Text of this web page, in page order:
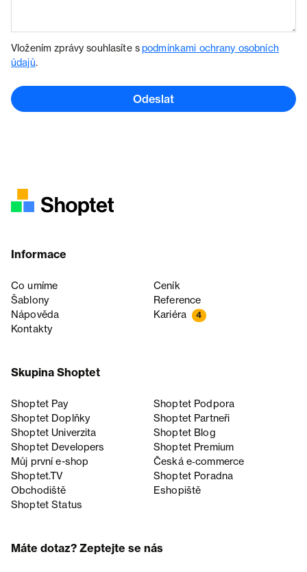
Vložením zprávy souhlasíte spodmínkami ochrany osobních
údajů.
Odeslat
Informace
Co umíme
Ceník
Šablony
Reference
Nápověda
Kariéra 4
Kontakty
Skupina Shoptet
Shoptet Pay
Shoptet Podpora
Shoptet Doplňky
Shoptet Partneři
Shoptet Univerzita
Shoptet Blog
Shoptet Developers
Shoptet Premium
Můj první e-shop
Česká e‑commerce
Shoptet.TV
Shoptet Poradna
Obchodiště
Eshopiště
Shoptet Status
Máte dotaz? Zeptejte se nás